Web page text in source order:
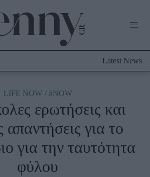
Latest News
LIFE NOW #NOW
ερωτήσεις και
απαντήσεις για το
για την ταυτότητα
φύλου